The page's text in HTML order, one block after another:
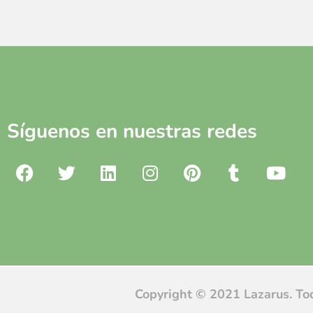
Síguenos en nuestras redes
Copyright © 2021 Lazarus.